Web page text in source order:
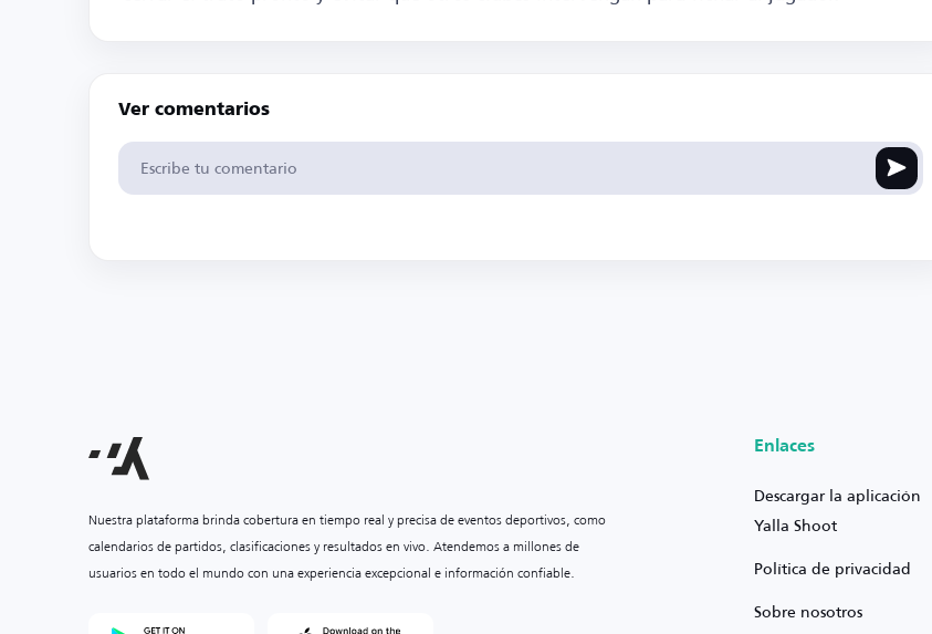
Ver comentarios
Nuestra plataforma brinda cobertura en tiempo real y precisa de eventos deportivos, como
calendarios de partidos, clasificaciones y resultados en vivo. Atendemos a millones de
usuarios en todo el mundo con una experiencia excepcional e información confiable.
Enlaces
Descargar la aplicación
Yalla Shoot
Política de privacidad
Sobre nosotros